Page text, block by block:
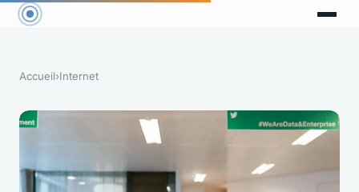
Accueil›Internet